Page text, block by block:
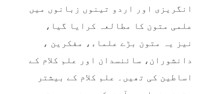
انگریزی اور اردو تینوں زبانوں میں
علمی متون کا مطالعہ کرایا گیا،
نیز یہ متون بڑے علماء، مفکرین ،
دانشوران، سائنسدان اور علم کلام کے
اساطین کی تھیں۔ علم کلام کے بیشتر